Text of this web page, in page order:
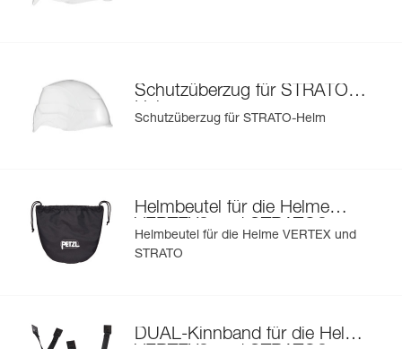
Schutzüberzug für STRATO
-
Helm
Schutzüberzug für STRATO-Helm
Helmbeutel für die Helme
VERTEX und STRATO
Helmbeutel für die Helme VERTEX und
STRATO
DUAL-Kinnband für die Helme